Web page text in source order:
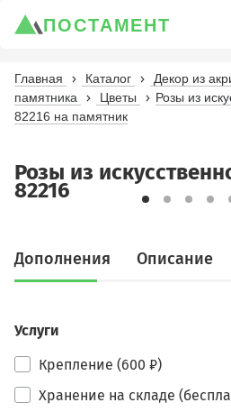
ПОСТАМЕНТ
Главная Каталог
Декор из
памятника
Цветы
Розы из
82216 на памятник
Розы из
82216
Дополнения Описание
Услуги
Крепление (600 ₽)
Хранение на складе